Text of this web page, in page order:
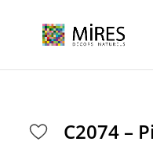
C2074 –